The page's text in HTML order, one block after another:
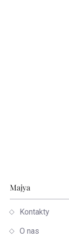
Stopka
Majya
Kontakty
O nas